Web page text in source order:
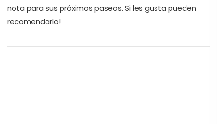
nota para sus próximos paseos. Si les gusta pueden